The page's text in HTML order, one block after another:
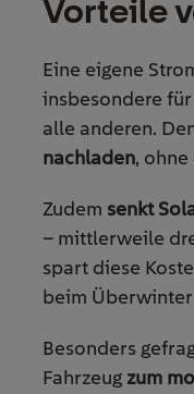
Vorteile
Eine eigene
insbesondere
alle anderen.
nachladen,
Zudem senkt
– mittlerweile
spart diese
beim
Besonders
Fahrzeug zum